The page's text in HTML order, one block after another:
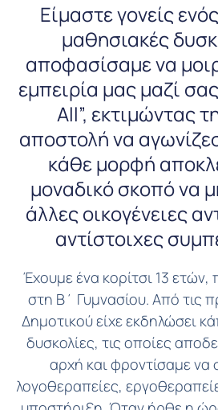
Είμαστε γονείς
μαθησιακές
αποφασίσαμε να
εμπειρία μας μαζί
All”, εκτιμώντας
αποστολή να
κάθε μορφή
μοναδικό σκοπό να
άλλες οικογένειες
αντίστοιχες
Έχουμε ένα κορίτσι 13
στη Β΄ Γυμνασίου. Από τις
Δημοτικού είχε εκδηλώσει
δυσκολίες, τις οποίες
αρχή και φροντίσαμε να
λογοθεραπείες,